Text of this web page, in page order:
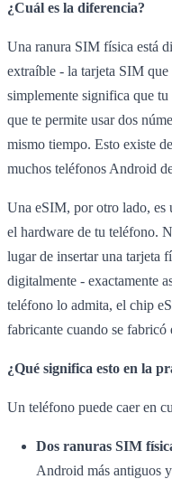
¿Cuál es la diferencia?
Una ranura SIM física está
extraíble - la tarjeta SIM
simplemente significa que
que te permite usar dos
mismo tiempo. Esto existe
muchos teléfonos Android
Una eSIM, por otro lado, es
el hardware de tu teléfono.
lugar de insertar una tarjeta
digitalmente - exactamente
teléfono lo admita, el chip
fabricante cuando se fabricó
¿Qué significa esto en la
Un teléfono puede caer en
Dos ranuras SIM
Android más antiguos